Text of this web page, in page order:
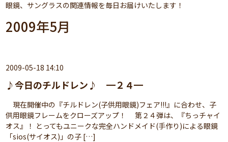
眼鏡、サングラスの関連情報を毎日お届けいたします！
2009年5月
2009-05-18 14:10
♪今日のチルドレン♪ ━２４━
現在開催中の『チルドレン(子供用眼鏡)フェア!!!』に合わせ、子
供用眼鏡フレームをクローズアップ！ 第２４弾は、『ちっチャイ
オス』！ とってもユニークな完全ハンドメイド(手作り)による眼鏡
「sios(サイオス)」の子 […]